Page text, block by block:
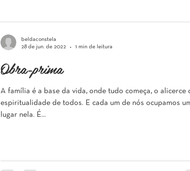
Obra-prima
A família é a base da vida, onde tudo começa, o alicerce
espiritualidade de todos. E cada um de nós ocupamos
lugar nela. É...
beldaconstela
28 de jun. de 2022
1 min de leitura